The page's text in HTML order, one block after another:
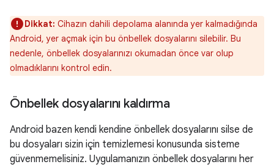
Dikkat: Cihazın dahili depolama alanında yer kalmadığında
Android, yer açmak için bu önbellek dosyalarını silebilir. Bu
nedenle, önbellek dosyalarınızı okumadan önce var olup
olmadıklarını kontrol edin.
Önbellek dosyalarını kaldırma
Android bazen kendi kendine önbellek dosyalarını silse de
bu dosyaları sizin için temizlemesi konusunda sisteme
güvenmemelisiniz. Uygulamanızın önbellek dosyalarını her